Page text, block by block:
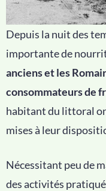
Depuis la nuit des
importante de
anciens et les
consommateurs de
habitant du littoral
mises à leur
Nécessitant peu de
des activités